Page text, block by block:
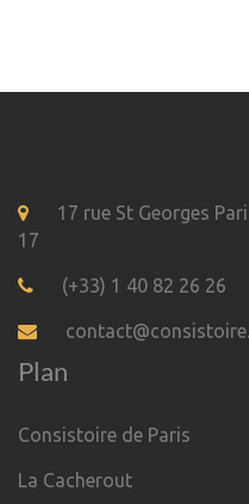
17 rue St Georges
17
(+33) 1 40 82 26 26
Plan
Consistoire de Paris
La Cacherout